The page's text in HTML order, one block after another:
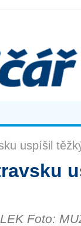
uspíšil
Foto: